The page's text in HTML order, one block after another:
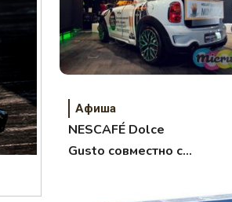
Афиша
NESCAFÉ Dolce
Gusto совместно с